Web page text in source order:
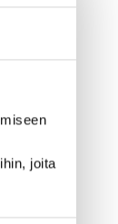
joita